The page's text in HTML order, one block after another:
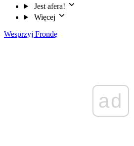
Jest afera!
Więcej
Wesprzyj Frondę
ad